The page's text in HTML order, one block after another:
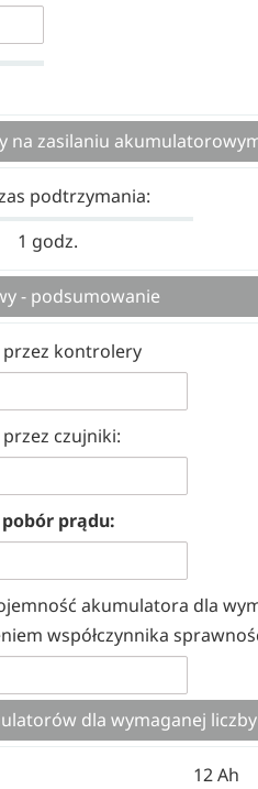
na zasilaniu
podtrzymania:
1 godz.
- podsumowanie
kontrolery
czujniki:
prądu:
akumulatora dla
współczynnika
dla wymaganej
12 Ah